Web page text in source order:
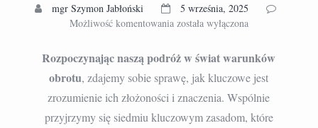
mgr Szymon Jabłoński
5 września, 2025
Możliwość komentowania Jak
warunki
obrotu:
7
kluczowych
została wyłączona
Rozpoczynając naszą podróż w świat warunków
obrotu, zdajemy sobie sprawę, jak kluczowe jest
zrozumienie ich złożoności i znaczenia. Wspólnie
przyjrzymy się siedmiu kluczowym zasadom, które